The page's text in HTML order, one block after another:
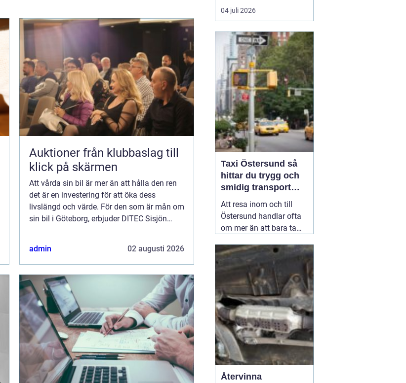
Auktioner från klubbaslag till
klick på skärmen
Att vårda sin bil är mer än att hålla den ren
det är en investering för att öka dess
livslängd och värde. För den som är mån om
sin bil i Göteborg, erbjuder DITEC Sisjön
admin
02 augusti 2026
projektor. Företag letar
efter platser som skapar
nya idéer och stärker
relationer i gruppen. I
Växjö finns
förutsättningar för just
detta: en tydlig
mötesstad med ...
04 juli 2026
Taxi Östersund så
hittar du trygg och
smidig transport
året runt
Att resa inom och till
Östersund handlar ofta
om mer än att bara ta
punkt B. Många vill
slippa bilköer, parkering
och stress, särskilt vid
resor till flygplatsen,
tidiga tågtider eller sena
kvällar. En väl
fungerande02 juli 2026
Återvinna